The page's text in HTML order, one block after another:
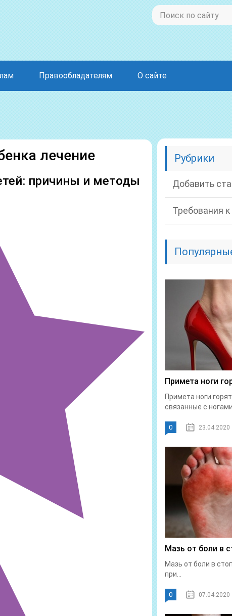
Правообладателям О сайте
лечение
причины и методы
Рубрики
Добавить
Требования
Примета ноги
Примета ноги
связанные с ногами
0 23.04.2020
Мазь от боли в
Мазь от боли в
при...
0 07.04.2020